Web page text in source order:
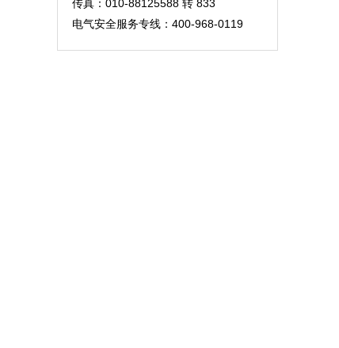
传真：010-88125588​ 转 833
电气安全服务专线：400-968-0119